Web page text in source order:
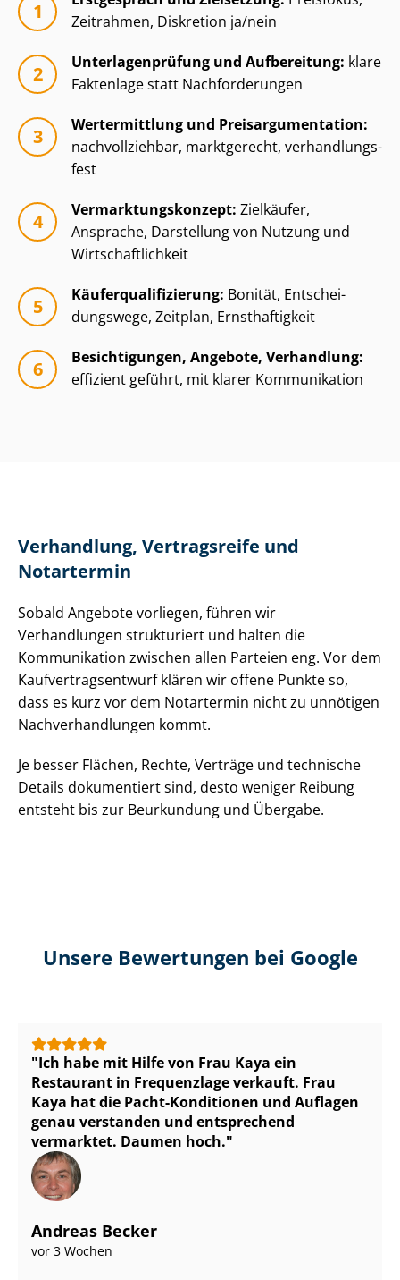
Zeitrahmen, Diskretion ja/nein
Un­ter­la­gen­prü­fung und Aufbereitung: klare
Faktenlage statt Nachforderungen
Wertermittlung und Preisar­gu­men­ta­ti­on:
nachvollziehbar, marktgerecht, ver­hand­lungs­
fest
Ver­mark­tungs­kon­zept: Zielkäufer,
Ansprache, Darstellung von Nutzung und
Wirt­schaft­lich­keit
Käu­fer­qua­li­fi­zie­rung: Bonität, Ent­schei­
dungs­we­ge, Zeitplan, Ernsthaftigkeit
Besichtigungen, Angebote, Verhandlung:
effizient geführt, mit klarer Kommunikation
Verhandlung, Vertragsreife und
Notartermin
Sobald Angebote vorliegen, führen wir
Verhandlungen strukturiert und halten die
Kommunikation zwischen allen Parteien eng. Vor dem
Kauf­ver­trags­ent­wurf klären wir offene Punkte so,
dass es kurz vor dem Notartermin nicht zu unnötigen
Nach­ver­hand­lun­gen kommt.
Je besser Flächen, Rechte, Verträge und technische
Details dokumentiert sind, desto weniger Reibung
entsteht bis zur Beurkundung und Übergabe.
Unsere Bewertungen bei Google
Ich habe mit Hilfe von Frau Kaya ein
Restaurant in Frequenzlage verkauft. Frau
Kaya hat die Pacht-Konditionen und Auflagen
genau verstanden und entsprechend
vermarktet. Daumen hoch.
Andreas Becker
vor 3 Wochen